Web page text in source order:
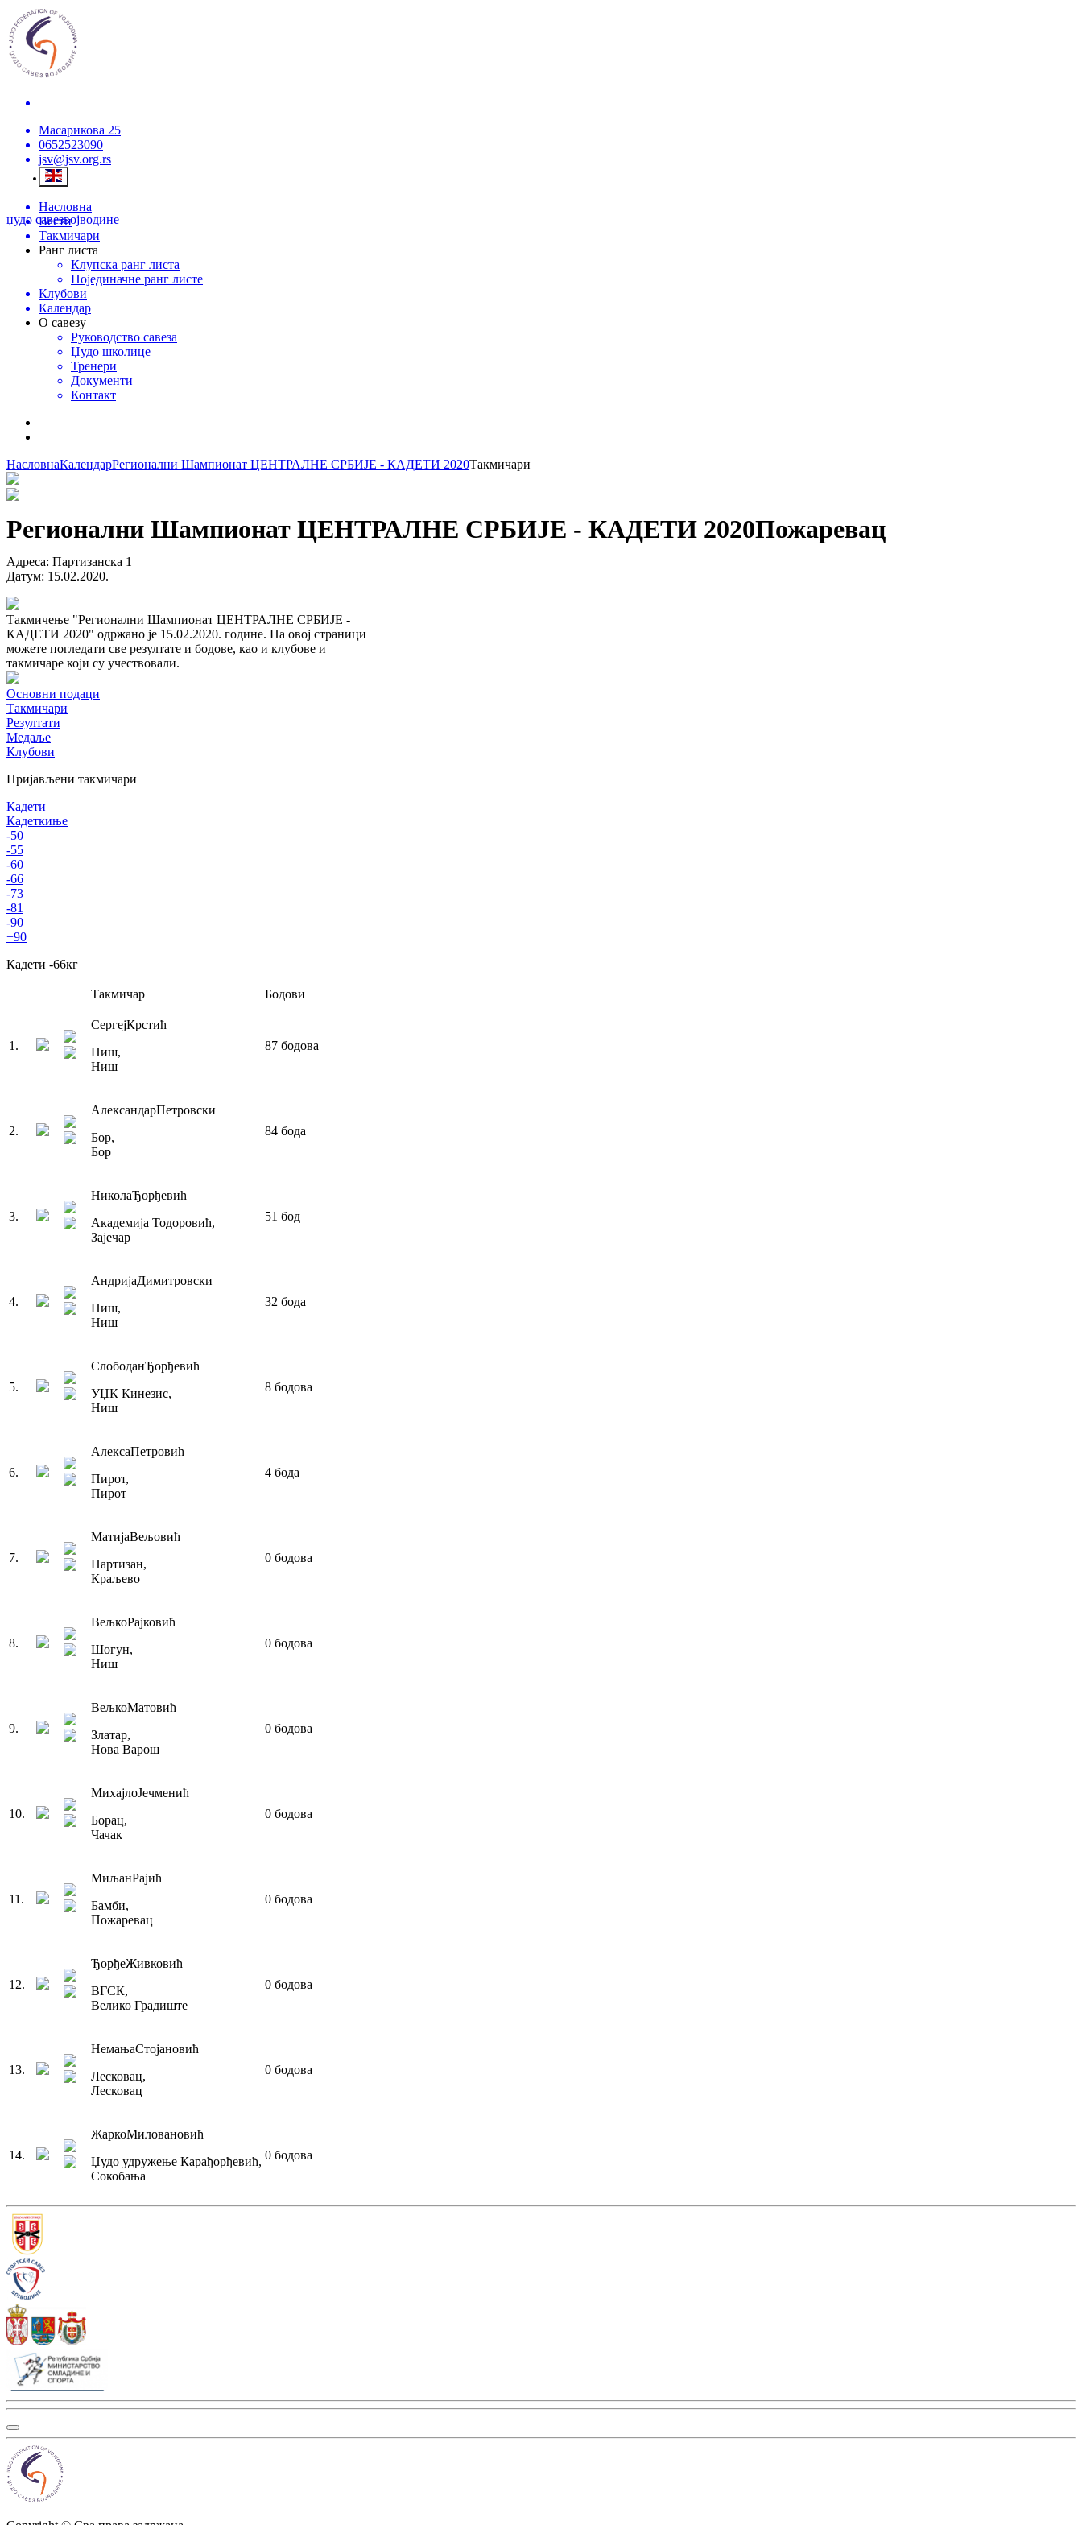
Масарикова 25
0652523090
jsv@jsv.org.rs
џудо савезвојводине
Насловна
Вести
Такмичари
Ранг листа
Клупска ранг листа
Појединачне ранг листе
Клубови
Календар
О савезу
Руководство савеза
Џудо школице
Тренери
Документи
Контакт
НасловнаКалендарРегионални Шампионат ЦЕНТРАЛНЕ СРБИЈЕ - КАДЕТИ 2020Такмичари
Регионални Шампионат ЦЕНТРАЛНЕ СРБИЈЕ - КАДЕТИ 2020Пожаревац
Адреса: Партизанска 1
Датум: 15.02.2020.
Такмичење "Регионални Шампионат ЦЕНТРАЛНЕ СРБИЈЕ -
КАДЕТИ 2020" одржано је 15.02.2020. године. На овој страници
можете погледати све резултате и бодове, као и клубове и
такмичаре који су учествовали.
Основни подаци
Такмичари
Резултати
Медаље
Клубови
Пријављени такмичари
Кадети
Кадеткиње
-50
-55
-60
-66
-73
-81
-90
+90
Кадети -66кг
Такмичар Бодови
1 .
СергејКрстић
Ниш,
Ниш
87 бодова
2.
АлександарПетровски
Бор,
Бор
84 бода
3.
НиколаЂорђевић
Академија Тодоровић,
Зајечар
51 бод
4.
АндријаДимитровски
Ниш,
Ниш
32 бода
5.
СлободанЂорђевић
УЏК Кинезис,
Ниш
8 бодова
6.
АлексаПетровић
Пирот,
Пирот
4 бода
7.
МатијаВељовић
Партизан,
Краљево
0 бодова
8.
ВељкоРајковић
Шогун,
Ниш
0 бодова
9.
ВељкоМатовић
Златар,
Нова Варош
0 бодова
10.
МихајлоЈечменић
Борац,
Чачак
0 бодова
11 .
МиљанРајић
Бамби,
Пожаревац
0 бодова
12.
ЂорђеЖивковић
ВГСК,
Велико Градиште
0 бодова
13.
НемањаСтојановић
Лесковац,
Лесковац
0 бодова
14.
ЖаркоМиловановић
Џудо удружење Карађорђевић,
Сокобања
0 бодова